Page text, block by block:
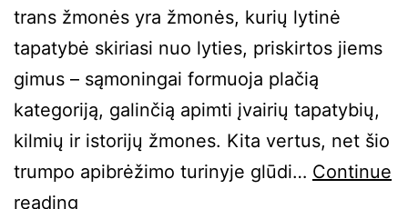
trans žmonės yra žmonės, kurių lytinė
tapatybė skiriasi nuo lyties, priskirtos jiems
gimus – sąmoningai formuoja plačią
kategoriją, galinčią apimti įvairių tapatybių,
kilmių ir istorijų žmones. Kita vertus, net šio
trumpo apibrėžimo turinyje glūdi… Continue
reading